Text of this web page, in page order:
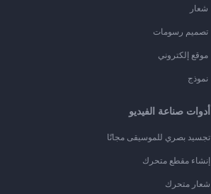
شعار
تصميم رسومات
موقع إلكتروني
نموذج
أدوات صناعة الفيديو
تجسيد بصري للموسيقى مجانًا
إنشاء مقطع متحرك
شعار متحرك